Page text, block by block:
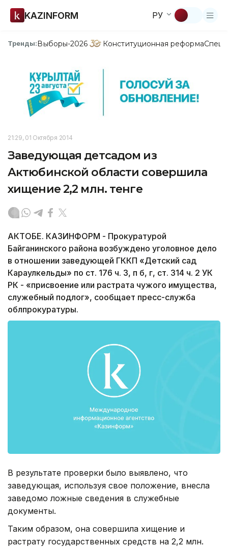
KAZINFORM РУ
Тренды:Выборы-2026 Конституционная реформа
21:29, 01 Октября 2014
Заведующая детсадом из
Актюбинской области совершила
хищение 2,2 млн. тенге
АКТОБЕ. КАЗИНФОРМ - Прокуратурой
Байганинского района возбуждено уголовное дело
в отношении заведующей ГККП «Детский сад
Караулкельды» по ст. 176 ч. 3, п б, г, ст. 314 ч. 2 УК
РК - «присвоение или растрата чужого имущества,
служебный подлог», сообщает пресс-служба
облпрокуратуры.
В результате проверки было выявлено, что
заведующая, используя свое положение, внесла
заведомо ложные сведения в служебные
документы.
Таким образом, она совершила хищение и
растрату государственных средств на 2,2 млн.